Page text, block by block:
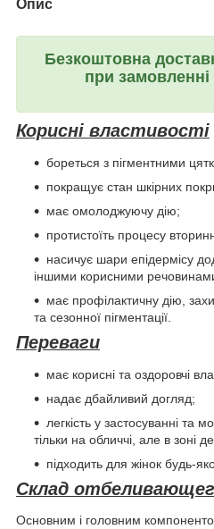
Опис
Безкоштовна
при замовленні
Корисні властивості
бореться з пігментними
покращує стан шкірних
має омолоджуючу дію;
протистоїть процесу
насичує шари епідермісу
іншими корисними
має профілактичну дію,
та сезонної пігментації.
Переваги
має корисні та оздоровчі
надає дбайливий догляд;
легкість у застосуванні та
тільки на обличчі, але в зоні
підходить для жінок будь-
Склад
Основним і головним